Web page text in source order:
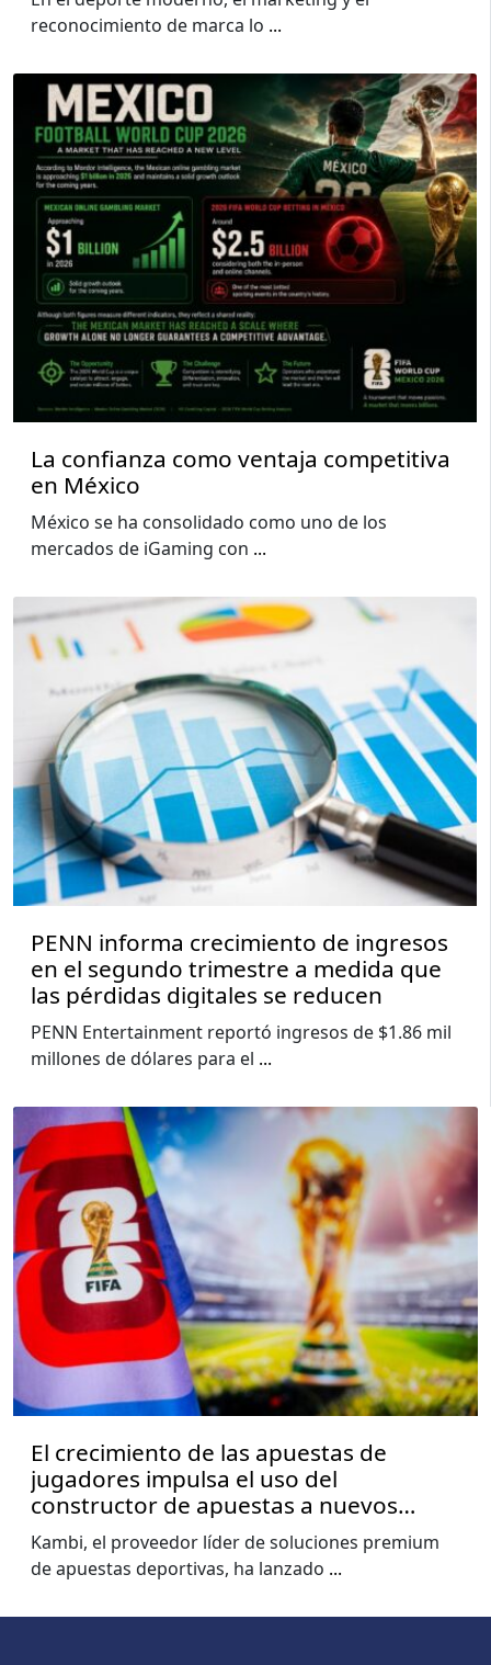
reconocimiento de marca lo ...
La confianza como ventaja competitiva
en México
México se ha consolidado como uno de los
mercados de iGaming con ...
PENN informa crecimiento de ingresos
en el segundo trimestre a medida que
las pérdidas digitales se reducen
PENN Entertainment reportó ingresos de $1.86 mil
millones de dólares para el ...
El crecimiento de las apuestas de
jugadores impulsa el uso del
constructor de apuestas a nuevos
niveles, muestra el informe de la Copa
del Mundo de Kambi
Kambi, el proveedor líder de soluciones premium
de apuestas deportivas, ha lanzado ...